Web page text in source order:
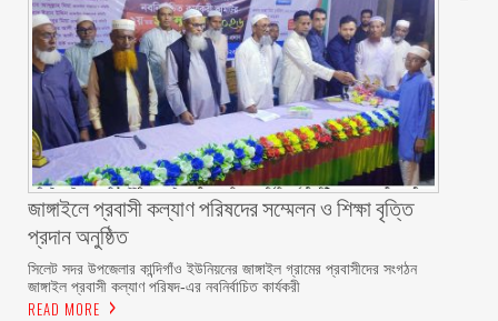
জাঙ্গাইলে প্রবাসী কল্যাণ পরিষদের সম্মেলন ও শিক্ষা বৃত্তি
প্রদান অনুষ্ঠিত
সিলেট সদর উপজেলার কান্দিগাঁও ইউনিয়নের জাঙ্গাইল গ্রামের প্রবাসীদের সংগঠন
জাঙ্গাইল প্রবাসী কল্যাণ পরিষদ-এর নবনির্বাচিত কার্যকরী
READ MORE